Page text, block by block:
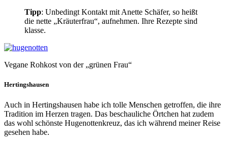
Tipp: Unbedingt Kontakt mit Anette Schäfer, so heißt
die nette „Kräuterfrau“, aufnehmen. Ihre Rezepte sind
klasse.
Vegane Rohkost von der „grünen Frau“
Hertingshausen
Auch in Hertingshausen habe ich tolle Menschen getroffen, die ihre
Tradition im Herzen tragen. Das beschauliche Örtchen hat zudem
das wohl schönste Hugenottenkreuz, das ich während meiner Reise
gesehen habe.